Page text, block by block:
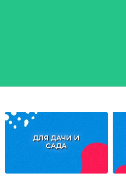
ДЛЯ ДАЧИ И
САДА